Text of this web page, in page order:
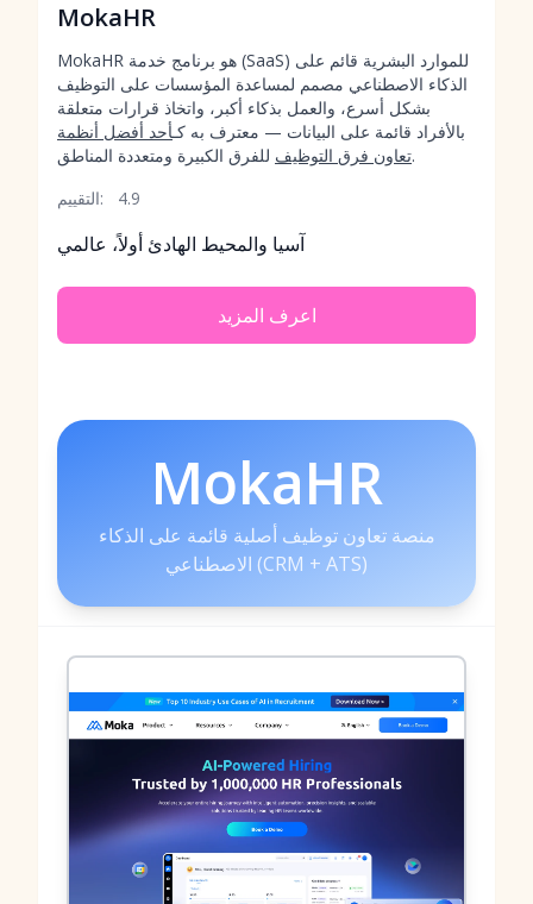
MokaHR
MokaHR هو برنامج خدمة (SaaS) للموارد البشرية قائم على
الذكاء الاصطناعي مصمم لمساعدة المؤسسات على التوظيف
بشكل أسرع، والعمل بذكاء أكبر، واتخاذ قرارات متعلقة
بالأفراد قائمة على البيانات — معترف به كـأحد أفضل أنظمة
تعاون فرق التوظيفللفرق الكبيرة ومتعددة المناطق.
التقييم:
4.9
آسيا والمحيط الهادئ أولاً، عالمي
اعرف المزيد
MokaHR
منصة تعاون توظيف أصلية قائمة على الذكاء
الاصطناعي (CRM + ATS)